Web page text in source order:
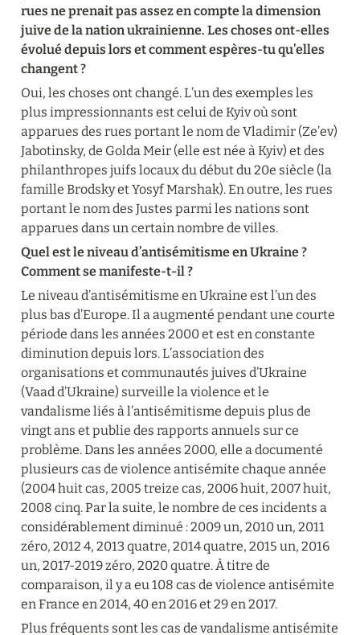
rues ne prenait pas assez en compte la dimension
juive de la nation ukrainienne. Les choses ont-elles
évolué depuis lors et comment espères-tu qu’elles
changent ?
Oui, les choses ont changé. L’un des exemples les
plus impressionnants est celui de Kyiv où sont
apparues des rues portant le nom de Vladimir (Ze’ev)
Jabotinsky, de Golda Meir (elle est née à Kyiv) et des
philanthropes juifs locaux du début du 20e siècle (la
famille Brodsky et Yosyf Marshak). En outre, les rues
portant le nom des Justes parmi les nations sont
apparues dans un certain nombre de villes.
Quel est le niveau d’antisémitisme en Ukraine ?
Comment se manifeste-t-il ?
Le niveau d’antisémitisme en Ukraine est l’un des
plus bas d’Europe. Il a augmenté pendant une courte
période dans les années 2000 et est en constante
diminution depuis lors. L’association des
organisations et communautés juives d’Ukraine
(Vaad d’Ukraine) surveille la violence et le
vandalisme liés à l’antisémitisme depuis plus de
vingt ans et publie des rapports annuels sur ce
problème. Dans les années 2000, elle a documenté
plusieurs cas de violence antisémite chaque année
(2004 huit cas, 2005 treize cas, 2006 huit, 2007 huit,
2008 cinq. Par la suite, le nombre de ces incidents a
considérablement diminué : 2009 un, 2010 un, 2011
zéro, 2012 4, 2013 quatre, 2014 quatre, 2015 un, 2016
un, 2017-2019 zéro, 2020 quatre. À titre de
comparaison, il y a eu 108 cas de violence antisémite
en France en 2014, 40 en 2016 et 29 en 2017.
Plus fréquents sont les cas de vandalisme antisémite